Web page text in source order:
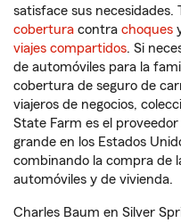
satisface sus necesidades.
cobertura contra choques
viajes compartidos. Si
de automóviles para la
cobertura de seguro de
viajeros de negocios,
State Farm es el
grande en los Estados
combinando la compra de
automóviles y de vivienda.
Charles Baum en Silver